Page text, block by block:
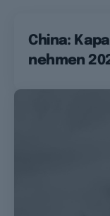
China:
nehmen